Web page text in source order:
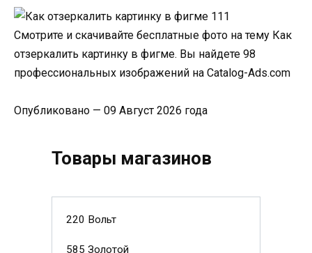
Смотрите и скачивайте бесплатные фото на тему Как
отзеркалить картинку в фигме. Вы найдете 98
профессиональных изображений на Catalog-Ads.com
Опубликовано — 09 Август 2026 года
Товары магазинов
220 Вольт
585 Золотой